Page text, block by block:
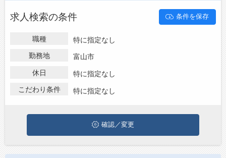
転職支援サービスについて
転職ノウハウ(応募書類の書き方・面接対策など)
ジョブズゴーについて
会社概要
で絞り込みができます。
富山県富山市の地域密着型の求人サイトであるジョブズゴーでは
富山県富山市の求人情報を2,253件取り扱っており、そのうち
社員の求人は1,908件、派遣社員の求人
ートの求人は0件です。
第二新卒から50代・60代以上の方の再就職も可能です。 富山県
富山市で求人・転職情報を探している方は、ぜひ興味のある職種
に応募してみてくださいね。
求人検索の条件 条件を保存
職種
特に指定なし
勤務地
富山市
休日
特に指定なし
こだわり条件
特に指定なし
確認／変更